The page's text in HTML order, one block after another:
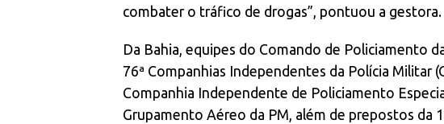
combater o tráfico de drogas”, pontuou a gestora.
Da Bahia, equipes do Comando de Policiamento
76ª Companhias Independentes da Polícia Militar
Companhia Independente de Policiamento
Grupamento Aéreo da PM, além de prepostos da